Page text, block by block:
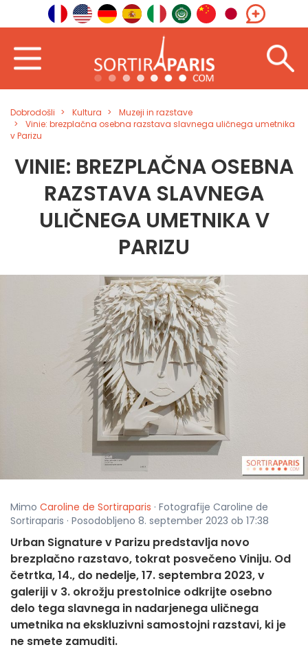
Dobrodošli Kultura
Muzeji in razstave
Vinie: brezplačna osebna razstava slavnega uličnega umetnika
v Parizu
VINIE: BREZPLAČNA OSEBNA
RAZSTAVA SLAVNEGA
ULIČNEGA UMETNIKA V
PARIZU
Mimo Caroline de Sortiraparis · Fotografije Caroline de
Sortiraparis · Posodobljeno 8. september 2023 ob 17:38
Urban Signature v Parizu predstavlja novo
brezplačno razstavo, tokrat posvečeno Viniju. Od
četrtka, 14., do nedelje, 17. septembra 2023, v
galeriji v 3. okrožju prestolnice odkrijte osebno
delo tega slavnega in nadarjenega uličnega
umetnika na ekskluzivni samostojni razstavi, ki je
ne smete zamuditi.